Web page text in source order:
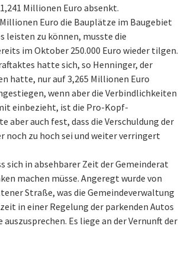
Millionen Euro absenkt.
Euro die Bauplätze im Baugebiet
leisten zu können, musste die
im Oktober 250.000 Euro wieder tilgen.
hatte sich, so Henninger, der
hatte, nur auf 3,265 Millionen Euro
wenn aber die Verbindlichkeiten
einbezieht, ist die Pro-Kopf-
aber auch fest, dass die Verschuldung der
noch zu hoch sei und weiter verringert
sich in absehbarer Zeit der Gemeinderat
machen müsse. Angeregt wurde von
Straße, was die Gemeindeverwaltung
in einer Regelung der parkenden Autos
Es liege an der Vernunft der